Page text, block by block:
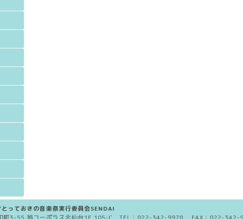
っておきの音楽祭実行委員会SENDAI
町3-55 旭コーポラス北仙台1F 105-C TEL： 022-342-9978 FAX：022-342-